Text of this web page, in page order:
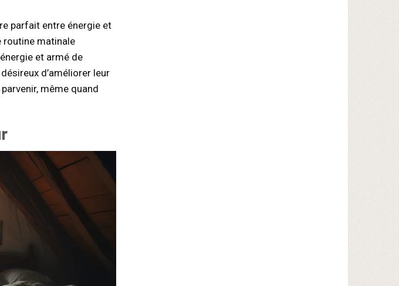
parfait entre énergie et
routine matinale
et armé de
d’améliorer leur
même quand